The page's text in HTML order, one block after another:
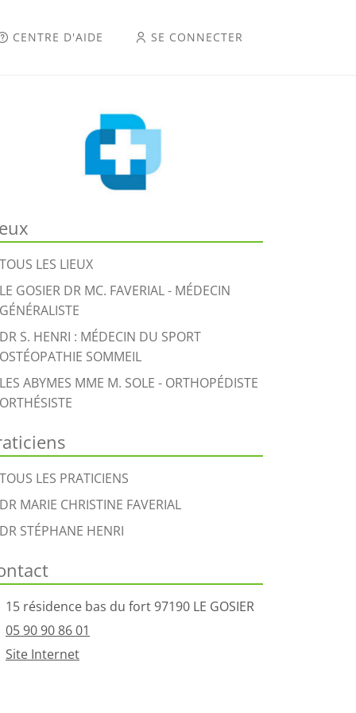
CENTRE D'AIDE SE CONNECTER
TOUS LES LIEUX
LE GOSIER DR MC. FAVERIAL - MÉDECIN
GÉNÉRALISTE
DR S. HENRI : MÉDECIN DU SPORT
OSTÉOPATHIE SOMMEIL
LES ABYMES MME M. SOLE - ORTHOPÉDISTE
ORTHÉSISTE
TOUS LES PRATICIENS
DR MARIE CHRISTINE FAVERIAL
DR STÉPHANE HENRI
15 résidence bas du fort 97190 LE GOSIER
05 90 90 86 01
Site Internet